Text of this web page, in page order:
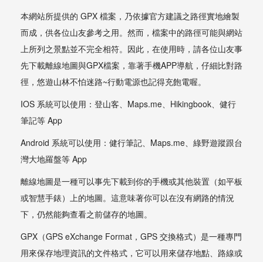
本網站所提供的 GPX 檔案，乃依據官方建議之路徑實地繪製
而成，供各位山友參考之用。然而，檔案中的路徑可能與網站
上所列之景點並不完全相符。因此，在使用時，請各位山友事
先下載離線地圖與GPX檔案，靠著手機APP導航，仔細比對路
徑，悠遊山林不怕迷路~行動電源也記得充飽電喔。
IOS 系統可以使用：登山客、Maps.me、Hikingbook、健行
筆記等 App
Android 系統可以使用：健行筆記、Maps.me、綠野遊蹤跟台
灣大地羅盤等 App
離線地圖是一種可以事先下載到你的手機或其他裝置（如平板
或智慧手錶）上的地圖。這意味著你可以在沒有網路的情況
下，仍然能夠查看之前儲存的地圖。
GPX（GPS eXchange Format，GPS 交換格式）是一種專門
用來保存地理資訊的文件格式，它可以用來儲存地點、路線或